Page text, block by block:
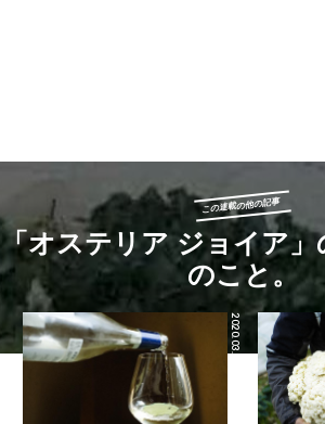
この連載の他の記事
「オステリア ジョイア」
のこと。
2020.03.02